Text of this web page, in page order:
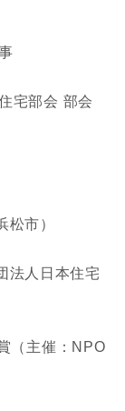
宅部会 部会
市）
法人日本住宅
（主催：NPO
ったり、送付